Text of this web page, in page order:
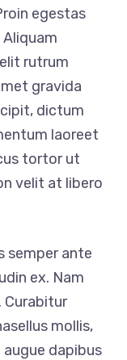
egestas
rutrum
gravida
dictum
laoreet
tortor ut
velit at libero
semper ante
ex. Nam
Curabitur
mollis,
dapibus